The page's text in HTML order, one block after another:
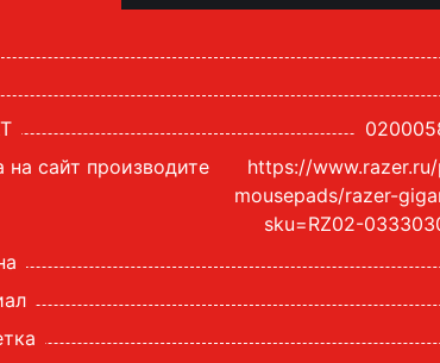
на сайт производите
https://
mousepads/razer-
sku=RZ02-